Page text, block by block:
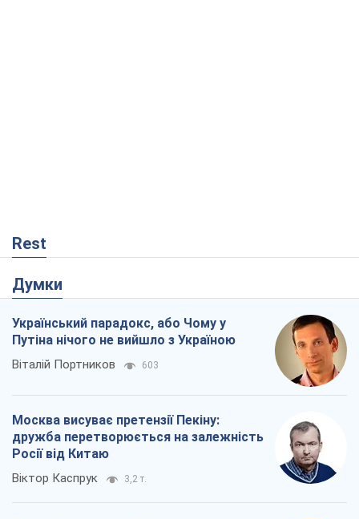
Rest
Думки
Український парадокс, або Чому у
Путіна нічого не вийшло з Україною
Віталій Портников 603
Москва висуває претензії Пекіну:
дружба перетворюється на залежність
Росії від Китаю
Віктор Каспрук 3,2 т.